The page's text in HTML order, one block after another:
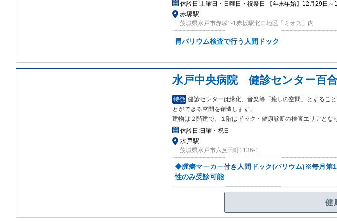
休診日:土曜日・日曜日・祝祭日 【年末年始】12月29日～
赤塚駅
茨城県水戸市赤塚1-1赤坂駅北口地区「ミオス」内
胃バリウム検査で行う人間ドック
水戸中央病院 健診センター百
特徴 健診センターは緑化、音楽等「癒しの空間」とするこ
とができる空間を創造します。
建物は２階建で、１階はドック・健康診断の検査エリアとな
休診日:日曜・祝日
水戸駅
茨城県水戸市六反田町1136-1
◆腫瘍マーカー付き人間ドック(バリウム)※毎月第
性のみ受診可能
健